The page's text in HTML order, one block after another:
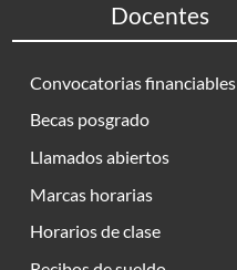
Docentes
Convocatorias financiables
Becas posgrado
Llamados abiertos
Marcas horarias
Horarios de clase